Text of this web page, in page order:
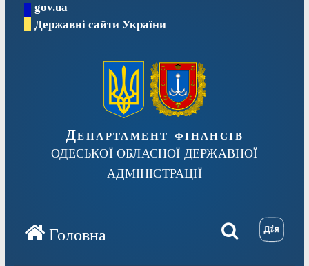
Перейтиgov.ua
Державні сайти України
Департамент фінансів
ОДЕСЬКОЇ ОБЛАСНОЇ ДЕРЖАВНОЇ
АДМІНІСТРАЦІЇ